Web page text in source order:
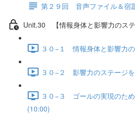
第２９回 音声ファイル＆宿
Unit.30 【情報身体と影響力のステ
３０−１ 情報身体と影響力
３０−２ 影響力のステージ
３０−３ ゴールの実現のた
(10:00)